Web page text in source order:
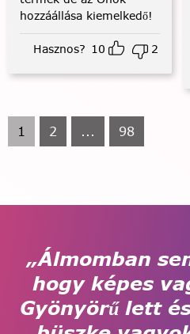
hozzáállása kiemelkedő!
Hasznos? 10 2
1 2 ... 98
„Álmomban
hogy képes
Gyönyörű lett